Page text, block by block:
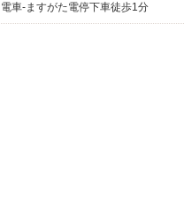
電車-ますがた電停下車徒歩1分